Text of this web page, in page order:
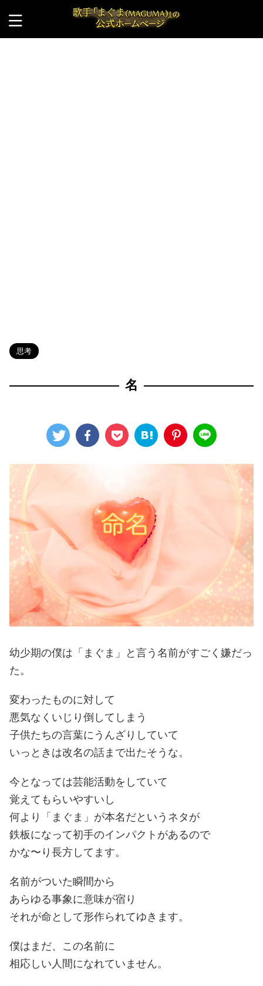
思考
名
幼少期の僕は「まぐま」と言う名前がすごく嫌だっ
た。
変わったものに対して
悪気なくいじり倒してしまう
子供たちの言葉にうんざりしていて
いっときは改名の話まで出たそうな。
今となっては芸能活動をしていて
覚えてもらいやすいし
何より「まぐま」が本名だというネタが
鉄板になって初手のインパクトがあるので
かな〜り長方してます。
名前がついた瞬間から
あらゆる事象に意味が宿り
それが命として形作られてゆきます。
僕はまだ、この名前に
相応しい人間になれていません。